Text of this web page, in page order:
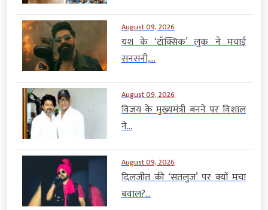
August 09, 2026
यश के ‘टॉक्सिक’ लुक ने मचाई
सनसनी,...
August 09, 2026
विजय के मुख्यमंत्री बनने पर विशाल
ने...
August 09, 2026
दिलजीत की ‘सतलुज’ पर क्यों मचा
बवाल?...